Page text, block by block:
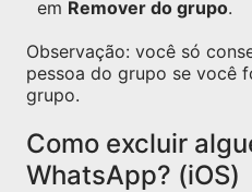
em Remover do grupo.
Observação: você só
pessoa do grupo se você
grupo.
Como excluir
WhatsApp? (iOS)